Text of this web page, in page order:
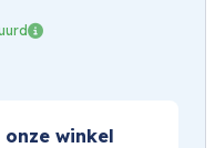
winkel